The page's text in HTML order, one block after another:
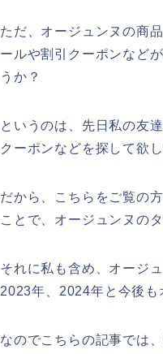
ただ、オージュンヌの商
ールや割引クーポンなど
うか？
というのは、先日私の友
クーポンなどを探して欲
だから、こちらをご覧の
ことで、オージュンヌの
それに私も含め、オージ
2023年、2024年と今後も
なのでこちらの記事では